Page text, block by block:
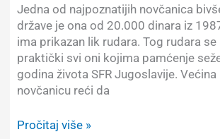
Jedna od najpoznatijih novčanica
države je ona od 20.000 dinara iz
ima prikazan lik rudara. Tog rudara se
praktički svi oni kojima pamćenje
godina života SFR Jugoslavije.
novčanicu reći da
Tko
Pročitaj više »